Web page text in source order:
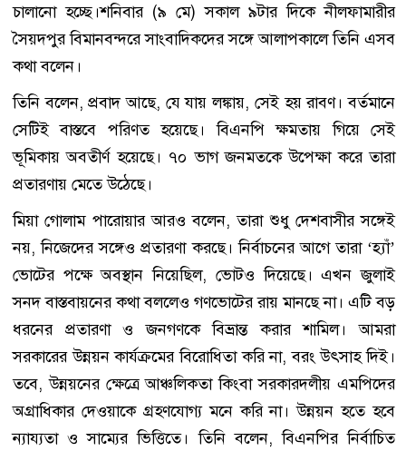
চালানো হচ্ছে।শনিবার (৯ মে) সকাল ৯টার দিকে নীলফামারীর
সৈয়দপুর বিমানবন্দরে সাংবাদিকদের সঙ্গে আলাপকালে তিনি এসব
কথা বলেন।
তিনি বলেন, প্রবাদ আছে, যে যায় লঙ্কায়, সেই হয় রাবণ। বর্তমানে
সেটিই বাস্তবে পরিণত হয়েছে। বিএনপি ক্ষমতায় গিয়ে সেই
ভূমিকায় অবতীর্ণ হয়েছে। ৭০ ভাগ জনমতকে উপেক্ষা করে তারা
প্রতারণায় মেতে উঠেছে।
মিয়া গোলাম পারোয়ার আরও বলেন, তারা শুধু দেশবাসীর সঙ্গেই
নয়, নিজেদের সঙ্গেও প্রতারণা করছে। নির্বাচনের আগে তারা ‘হ্যাঁ’
ভোটের পক্ষে অবস্থান নিয়েছিল, ভোটও দিয়েছে। এখন জুলাই
সনদ বাস্তবায়নের কথা বললেও গণভোটের রায় মানছে না। এটি বড়
ধরনের প্রতারণা ও জনগণকে বিভ্রান্ত করার শামিল। আমরা
সরকারের উন্নয়ন কার্যক্রমের বিরোধিতা করি না, বরং উৎসাহ দিই।
তবে, উন্নয়নের ক্ষেত্রে আঞ্চলিকতা কিংবা সরকারদলীয় এমপিদের
অগ্রাধিকার দেওয়াকে গ্রহণযোগ্য মনে করি না। উন্নয়ন হতে হবে
ন্যায্যতা ও সাম্যের ভিত্তিতে। তিনি বলেন, বিএনপির নির্বাচিত